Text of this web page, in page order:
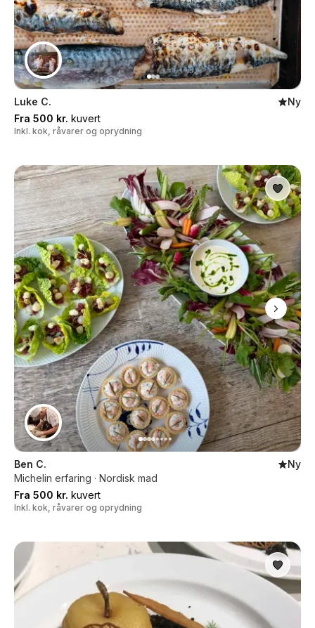
Luke C.
Ny
Fra 500 kr. kuvert
Inkl. kok, råvarer og oprydning
Ben C.
Ny
Michelin erfaring · Nordisk mad
Fra 500 kr. kuvert
Inkl. kok, råvarer og oprydning